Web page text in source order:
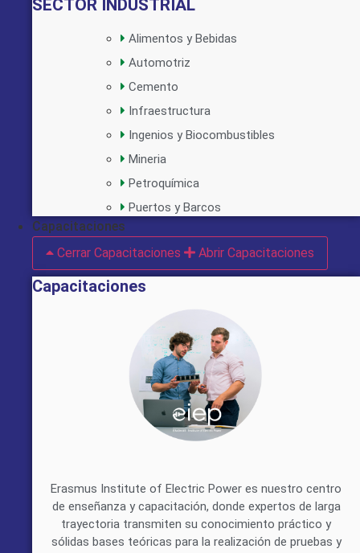
SECTOR INDUSTRIAL
Alimentos y Bebidas
Automotriz
Cemento
Infraestructura
Ingenios y Biocombustibles
Mineria
Petroquímica
Puertos y Barcos
Capacitaciones
Cerrar Capacitaciones
Abrir Capacitaciones
Capacitaciones
Erasmus Institute of Electric Power es nuestro centro
de enseñanza y capacitación, donde expertos de larga
trayectoria transmiten su conocimiento práctico y
sólidas bases teóricas para la realización de pruebas y